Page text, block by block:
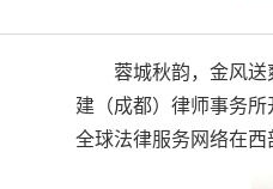
蓉城秋韵，金风
建（成都）律师事务
全球法律服务网络在